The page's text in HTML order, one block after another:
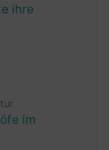
ihre
im